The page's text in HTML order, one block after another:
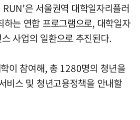
은 서울권역 대학일자리플러
하는 연합 프로그램으로, 대학일자
사업의 일환으로 추진된다.
이 참여해, 총 1280명의 청년을
비스 및 청년고용정책을 안내할